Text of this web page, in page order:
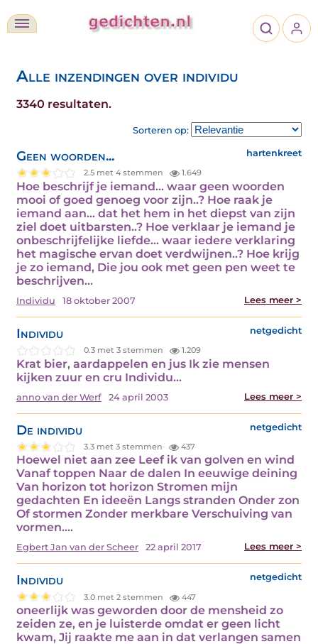
Alle inzendingen over individu
3340 resultaten.
Sorteren op:
Geen woorden... hartenkreet
2.5 met 4 stemmen 1.649
Hoe beschrijf je iemand... waar geen woorden
mooi of goed genoeg voor zijn..? Hoe raak je
iemand aan... dat het hem in het diepst van zijn
ziel doet uitbarsten..? Hoe verklaar je iemand je
onbeschrijfelijke liefde... waar iedere verklaring
het magische ervan doet verdwijnen..? Hoe krijg
je zo iemand, Die jou ook met geen pen weet te
beschrijven…
Individu 18 oktober 2007 Lees meer >
Individu netgedicht
0.3 met 3 stemmen 1.209
Krat bier, aardappelen en jus Ik zie mensen
kijken zuur en cru Individu…
anno van der Werf 24 april 2003 Lees meer >
De individu netgedicht
3.3 met 3 stemmen 437
Hoewel niet aan zee Leef ik van golven en wind
Vanaf toppen Naar de dalen In eeuwige deining
Van horizon tot horizon Stromen mijn
gedachten En ideeën Langs stranden Onder zon
Of stormen Zonder merkbare Verschuiving van
vormen.…
Egbert Jan van der Scheer 22 april 2017 Lees meer >
Individu netgedicht
3.0 met 2 stemmen 447
oneerlijk was geworden door de mensheid zo
zeiden ze, en je luisterde omdat er geen licht
kwam, Jij raakte me aan in dat verlangen samen